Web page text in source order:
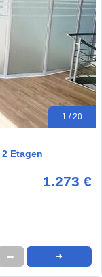
1 / 20
Etagen
1.273 €
➦ ➜